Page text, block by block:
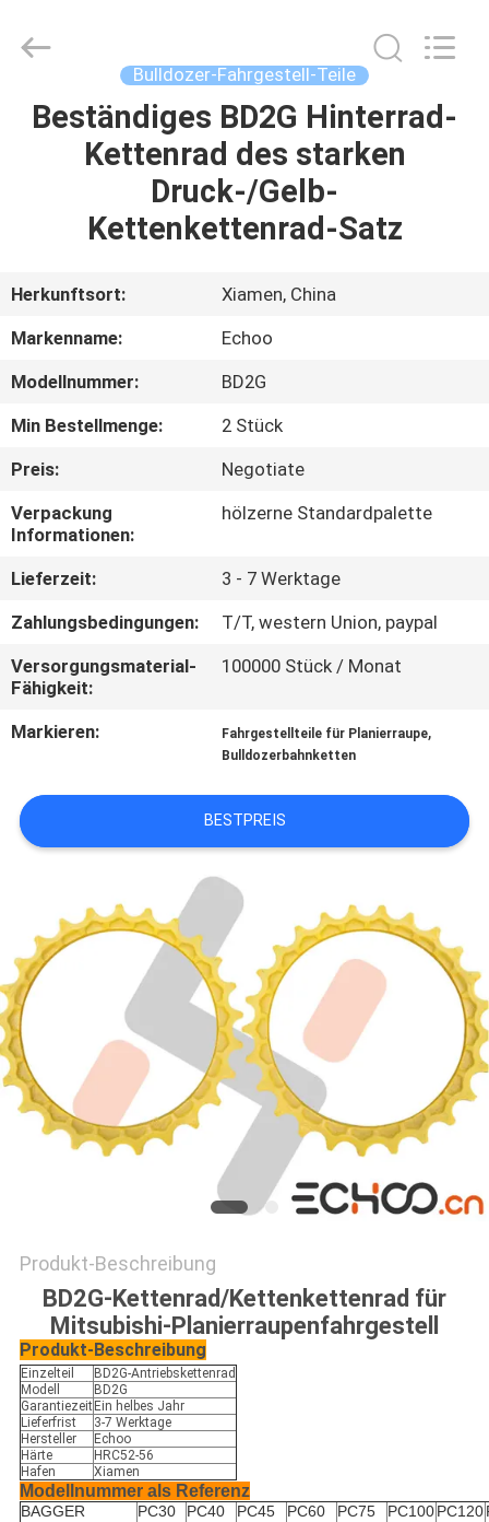
HAUS
PRODUKTE
UNS
AUSFLUG
QUALITÄTSKONTROLLE
NACHRICHTEN
FORDERN
ZITAT
PRIVACY
POLICY
Rights
Bulldozer-Fahrgestell-Teile
Beständiges BD2G Hinterrad-
Kettenrad des starken
Druck-/Gelb-
Kettenkettenrad-Satz
Herkunftsort:
Xiamen, China
Markenname:
Echoo
Modellnummer:
BD2G
Min Bestellmenge:
2 Stück
Preis:
Negotiate
Verpackung
Informationen:
hölzerne Standardpalette
Lieferzeit:
3 - 7 Werktage
Zahlungsbedingungen:
T/T, western Union, paypal
Versorgungsmaterial-
Fähigkeit:
100000 Stück / Monat
Markieren: Fahrgestellteile für Planierraupe,
Bulldozerbahnketten
BESTPREIS
Produkt-Beschreibung
BD2G-Kettenrad/Kettenkettenrad für
Mitsubishi-Planierraupenfahrgestell
Produkt-Beschreibung
Einzelteil
BD2G-Antriebskettenrad
Modell
BD2G
Garantiezeit Ein helbes Jahr
Lieferfrist
3-7 Werktage
Hersteller
Echoo
Härte
HRC52-56
Hafen
Xiamen
Modellnummer als Referenz
BAGGER PC30 PC40 PC45 PC60 PC75 PC100PC120